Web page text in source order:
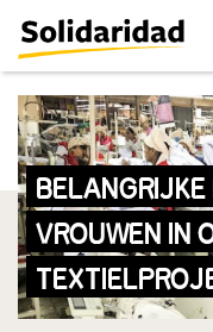
VROUWEN IN